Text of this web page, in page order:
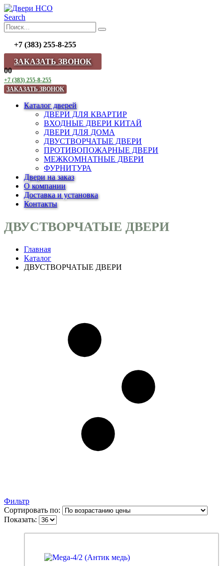
Search
+7 (383) 255-8-255
ЗАКАЗАТЬ ЗВОНОК
00
+7 (383) 255-8-255
ЗАКАЗАТЬ ЗВОНОК
Каталог дверей
ДВЕРИ ДЛЯ КВАРТИР
ВХОДНЫЕ ДВЕРИ КИТАЙ
ДВЕРИ ДЛЯ ДОМА
ДВУСТВОРЧАТЫЕ ДВЕРИ
ПРОТИВОПОЖАРНЫЕ ДВЕРИ
МЕЖКОМНАТНЫЕ ДВЕРИ
ФУРНИТУРА
Двери на заказ
О компании
Доставка и установка
Контакты
ДВУСТВОРЧАТЫЕ ДВЕРИ
Главная
Каталог
ДВУСТВОРЧАТЫЕ ДВЕРИ
Фильтр
Сортировать по:
Показать: